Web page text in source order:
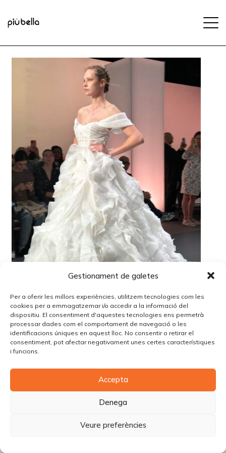
Gestionament de galetes
Per a oferir les millors experiències, utilitzem tecnologies com les
cookies per a emmagatzemar i/o accedir a la informació del
dispositiu. El consentiment d'aquestes tecnologies ens permetrà
processar dades com el comportament de navegació o les
identificacions úniques en aquest lloc. No consentir o retirar el
consentiment, pot afectar negativament unes certes característiques
i funcions.
Accepta
Denega
Veure preferències
© Copyright Piùbella Models Agency2026
Designed By
Carrer Tomàs Carreras Artau, nº 9 baixos, 17003, Girona